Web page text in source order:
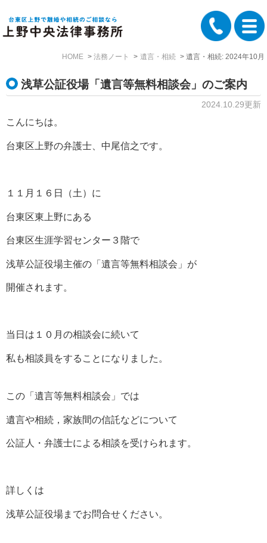
HOME 法務ノート 遺言・相続 遺言・相続: 2024年10月
浅草公証役場「遺言等無料相談会」のご案内
2024.10.29更新
こんにちは。
台東区上野の弁護士、中尾信之です。
１１月１６日（土）に
台東区東上野にある
台東区生涯学習センター３階で
浅草公証役場主催の「遺言等無料相談会」が
開催されます。
当日は１０月の相談会に続いて
私も相談員をすることになりました。
この「遺言等無料相談会」では
遺言や相続，家族間の信託などについて
公証人・弁護士による相談を受けられます。
詳しくは
浅草公証役場までお問合せください。